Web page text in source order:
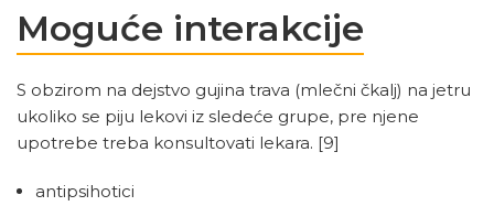
Moguće interakcije
S obzirom na dejstvo gujina trava (mlečni čkalj) na jetru
ukoliko se piju lekovi iz sledeće grupe, pre njene
upotrebe treba konsultovati lekara. [9]
antipsihotici